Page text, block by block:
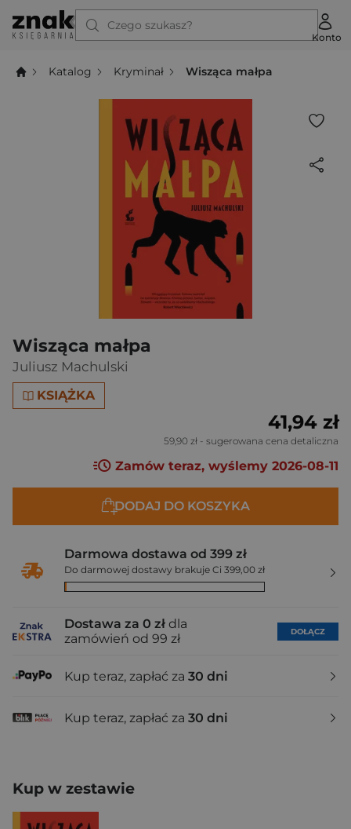
Czego szukasz?
Konto
Katalog Kryminał Wisząca małpa
Wisząca małpa
Juliusz Machulski
KSIĄŻKA
41,94 zł
59,90 zł - sugerowana cena detaliczna
Zamów teraz, wyślemy 2026-08-11
DODAJ DO KOSZYKA
Darmowa dostawa od 399 zł
Do darmowej dostawy brakuje Ci 399,00 zł
Dostawa za 0 zł dla
zamówień od 99 zł
DOŁĄCZ
Kup teraz, zapłać za 30 dni
Kup teraz, zapłać za 30 dni
Kup w zestawie